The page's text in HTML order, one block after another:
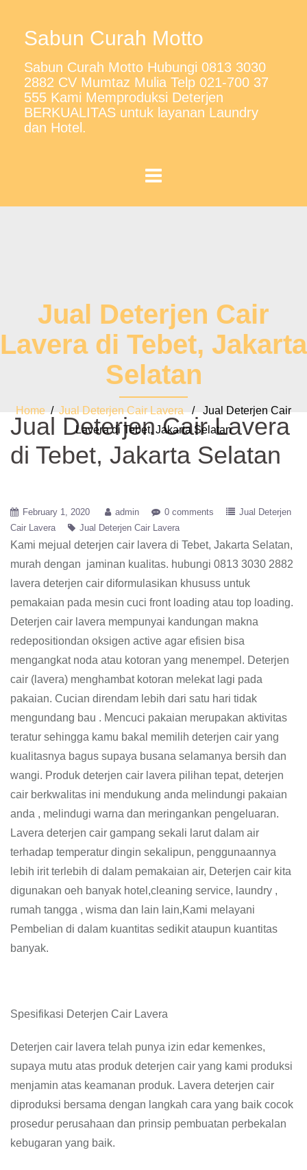
Sabun Curah Motto
Sabun Curah Motto Hubungi 0813 3030
2882 CV Mumtaz Mulia Telp 021-700 37
555 Kami Memproduksi Deterjen
BERKUALITAS untuk layanan Laundry
dan Hotel.
Jual Deterjen Cair
Lavera di Tebet, Jakarta
Selatan
Home / Jual Deterjen Cair Lavera / Jual Deterjen Cair
Lavera di Tebet, Jakarta Selatan
Jual Deterjen Cair Lavera
di Tebet, Jakarta Selatan
February 1, 2020 admin 0 comments
Jual Deterjen
Cair Lavera
Jual Deterjen Cair Lavera
Kami mejual deterjen cair lavera di Tebet, Jakarta Selatan,
murah dengan jaminan kualitas. hubungi 0813 3030 2882
lavera deterjen cair diformulasikan khususs untuk
pemakaian pada mesin cuci front loading atau top loading.
Deterjen cair lavera mempunyai kandungan makna
redepositiondan oksigen active agar efisien bisa
mengangkat noda atau kotoran yang menempel. Deterjen
cair (lavera) menghambat kotoran melekat lagi pada
pakaian. Cucian direndam lebih dari satu hari tidak
mengundang bau . Mencuci pakaian merupakan aktivitas
teratur sehingga kamu bakal memilih deterjen cair yang
kualitasnya bagus supaya busana selamanya bersih dan
wangi. Produk deterjen cair lavera pilihan tepat, deterjen
cair berkwalitas ini mendukung anda melindungi pakaian
anda , melindugi warna dan meringankan pengeluaran.
Lavera deterjen cair gampang sekali larut dalam air
terhadap temperatur dingin sekalipun, penggunaannya
lebih irit terlebih di dalam pemakaian air, Deterjen cair kita
digunakan oeh banyak hotel,cleaning service, laundry ,
rumah tangga , wisma dan lain lain,Kami melayani
Pembelian di dalam kuantitas sedikit ataupun kuantitas
banyak.
Spesifikasi Deterjen Cair Lavera
Deterjen cair lavera telah punya izin edar kemenkes,
supaya mutu atas produk deterjen cair yang kami produksi
menjamin atas keamanan produk. Lavera deterjen cair
diproduksi bersama dengan langkah cara yang baik cocok
prosedur perusahaan dan prinsip pembuatan perbekalan
kebugaran yang baik.